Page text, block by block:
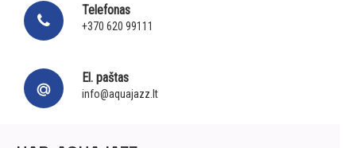
Telefonas
+370 620 99111
El. paštas
info@aquajazz.lt